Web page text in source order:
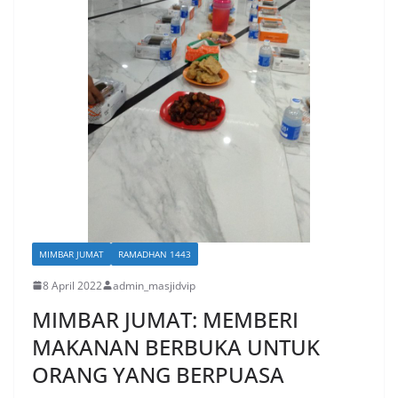
MIMBAR JUMAT RAMADHAN 1443
8 April 2022 admin_masjidvip
MIMBAR JUMAT: MEMBERI
MAKANAN BERBUKA UNTUK
ORANG YANG BERPUASA